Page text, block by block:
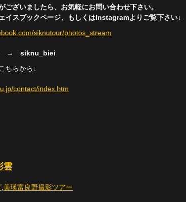
ございましたら、お気軽にお問い合わせ下さい。
イスブックページ、もしくはInstagramよりご覧下さい↓
siknutour/photos_stream
→ siknu_biei
ちらから↓
contact/index.htm
雲
美瑛富良野撮影ツアー